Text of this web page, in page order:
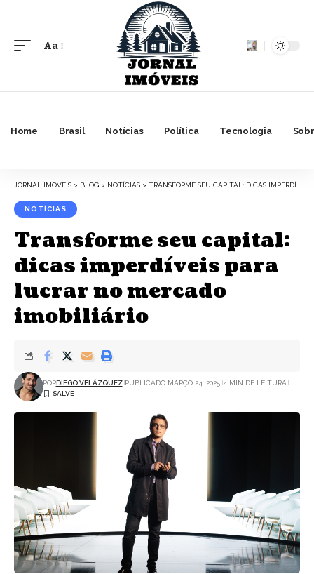
Font
Aa
Home Brasil Notícias Política Tecnologia
JORNAL IMOVEIS > BLOG > NOTÍCIAS > TRANSFORME SEU CAPITAL: DICAS IMPERDÍVEIS PARA LUCRAR NO MERCADO IMOBILIÁRIO
NOTÍCIAS
Transforme seu capital:
dicas imperdíveis para
lucrar no mercado
imobiliário
PORDIEGO VELÁZQUEZ PUBLICADO MARÇO 24, 2025 4 MIN DE LEITURA